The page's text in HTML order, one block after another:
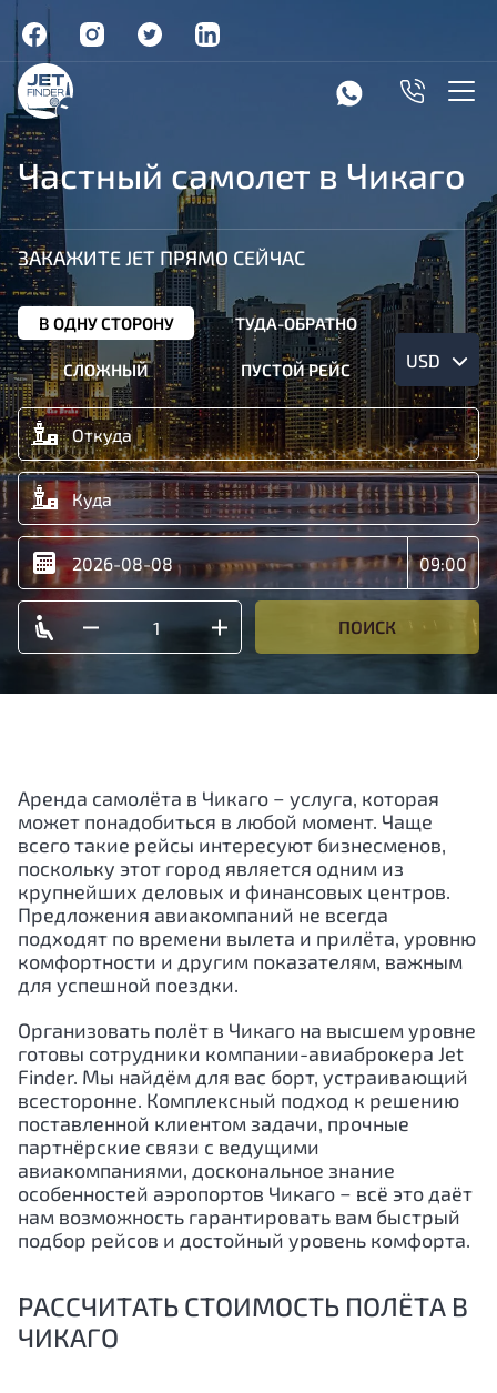
Частный самолет в Чикаго
ЗАКАЖИТЕ JET ПРЯМО СЕЙЧАС
В ОДНУ СТОРОНУ ТУДА-ОБРАТНО
СЛОЖНЫЙ ПУСТОЙ РЕЙС USD
ПОИСК
Аренда самолёта в Чикаго − услуга, которая
может понадобиться в любой момент. Чаще
всего такие рейсы интересуют бизнесменов,
поскольку этот город является одним из
крупнейших деловых и финансовых центров.
Предложения авиакомпаний не всегда
подходят по времени вылета и прилёта, уровню
комфортности и другим показателям, важным
для успешной поездки.
Организовать полёт в Чикаго на высшем уровне
готовы сотрудники компании-авиаброкера Jet
Finder. Мы найдём для вас борт, устраивающий
всесторонне. Комплексный подход к решению
поставленной клиентом задачи, прочные
партнёрские связи с ведущими
авиакомпаниями, доскональное знание
особенностей аэропортов Чикаго − всё это даёт
нам возможность гарантировать вам быстрый
подбор рейсов и достойный уровень комфорта.
РАССЧИТАТЬ СТОИМОСТЬ ПОЛЁТА В
ЧИКАГО